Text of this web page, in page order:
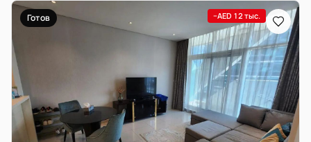
Готов −AED 12 тыс.